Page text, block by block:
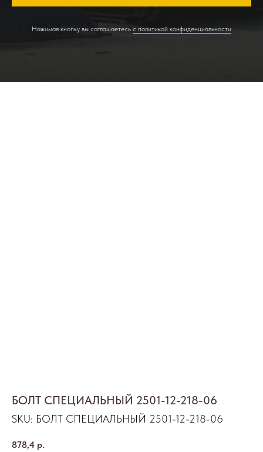
Нажимая кнопку вы соглашаетесь с политикой конфиденциальности
БОЛТ СПЕЦИАЛЬНЫЙ 2501-12-218-06
SKU: БОЛТ СПЕЦИАЛЬНЫЙ 2501-12-218-06
878,4 р.